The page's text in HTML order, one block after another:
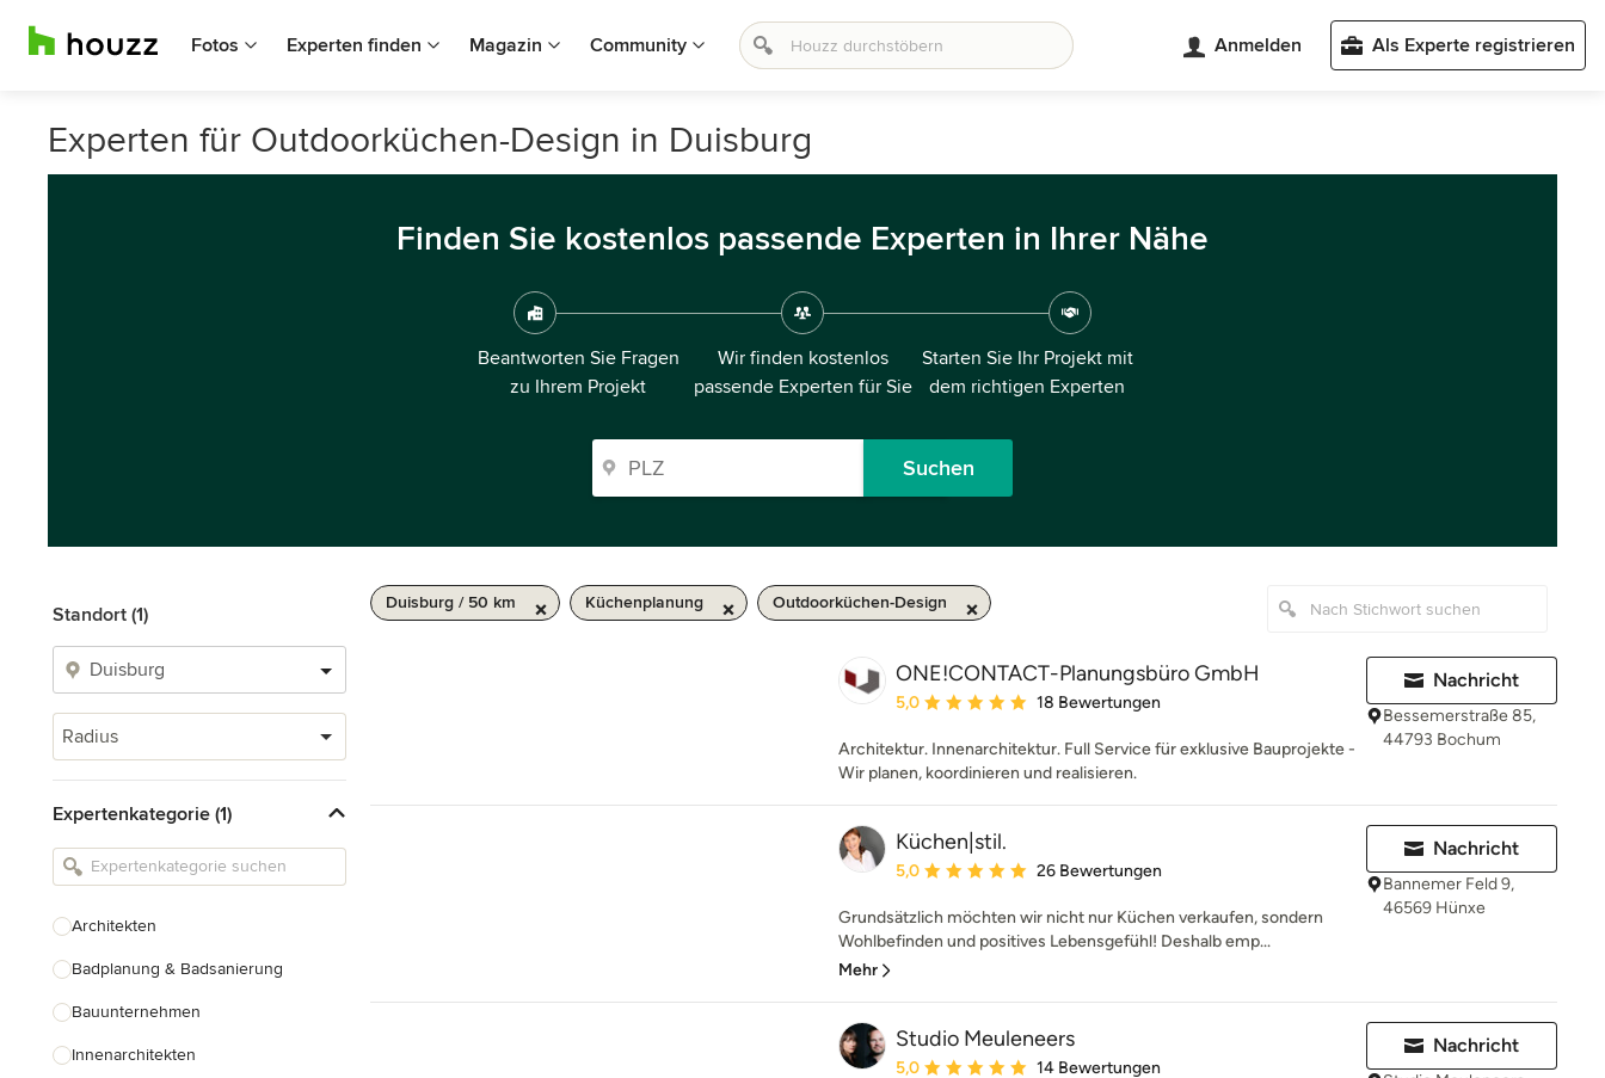
Fotos Experten finden Magazin Community Anmelden Als Experte registrieren
Experten für Outdoorküchen-Design in Duisburg
Finden Sie kostenlos passende Experten in Ihrer Nähe
Beantworten Sie Fragen
zu Ihrem Projekt
Wir finden kostenlos
passende Experten für Sie
Starten Sie Ihr Projekt mit
dem richtigen Experten
Suchen
Standort (1)
Radius
Expertenkategorie (1)
Architekten
Badplanung & Badsanierung
Bauunternehmen
Innenarchitekten
Duisburg / 50 km Küchenplanung Outdoorküchen-Design
ONE!CONTACT-Planungsbüro GmbH
Durchschnittliche Bewertung: 5 von 5 Sternen
5,0 18 Bewertungen
Architektur. Innenarchitektur. Full Service für exklusive Bauprojekte -
Wir planen, koordinieren und realisieren.
Nachricht
Bessemerstraße 85,
44793 Bochum
Küchen|stil.
Durchschnittliche Bewertung: 5 von 5 Sternen
5,0 26 Bewertungen
Grundsätzlich möchten wir nicht nur Küchen verkaufen, sondern
Wohlbefinden und positives Lebensgefühl! Deshalb emp...
Mehr
Nachricht
Bannemer Feld 9,
46569 Hünxe
Studio Meuleneers
Durchschnittliche Bewertung: 5 von 5 Sternen
5,0 14 Bewertungen
Nachricht